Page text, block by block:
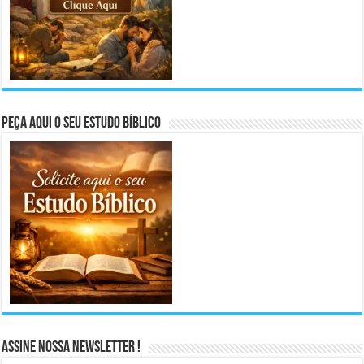
Peça aqui o seu Estudo Bíblico
Assine Nossa Newsletter !